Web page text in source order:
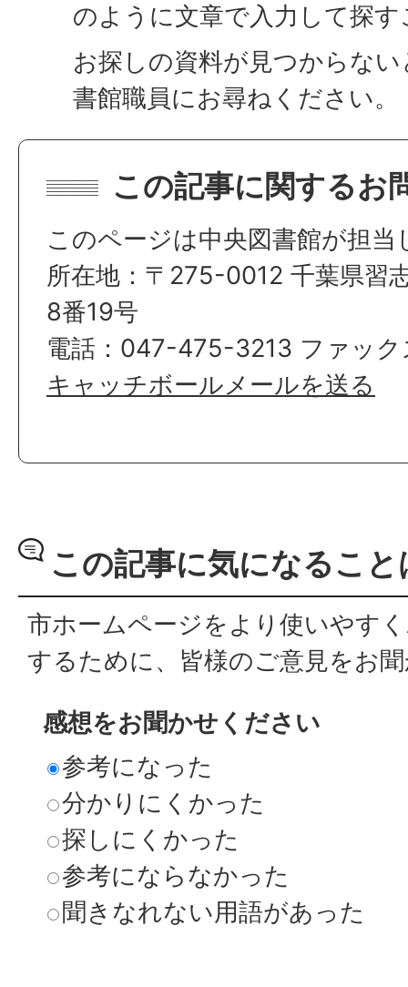
のように文章で入力して探
お探しの資料が見つからな
書館職員にお尋ねください。
この記事に関するお
このページは中央図書館が担当
所在地：〒275-0012 千葉県習
8番19号
電話：047-475-3213 ファッ
キャッチボールメールを送る
この記事に気になるこ
市ホームページをより使いやす
するために、皆様のご意見をお
感想をお聞かせください
参考になった
分かりにくかった
探しにくかった
参考にならなかった
聞きなれない用語があった